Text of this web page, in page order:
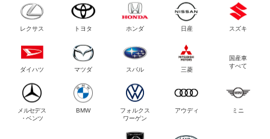
レクサス トヨタ ホンダ 日産 スズキ
ダイハツ マツダ スバル 三菱
国産車
すべて
メルセデス
・ベンツ
BMW
フォルクス
ワーゲン
アウディ ミニ